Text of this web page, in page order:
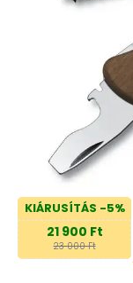
KIÁRUSÍTÁS -5%
21 900 Ft
23 000 Ft